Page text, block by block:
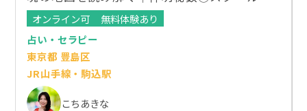
オンライン可
無料体験あり
占い・セラピー
東京都 豊島区
JR山手線・駒込駅
こちあきな